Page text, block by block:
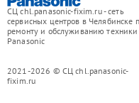
СЦ chl.panasonic-fixim.ru - сеть
сервисных центров в Челябинске
ремонту и обслуживанию техники
Panasonic
2021-2026 © СЦ chl.panasonic-
fixim.ru